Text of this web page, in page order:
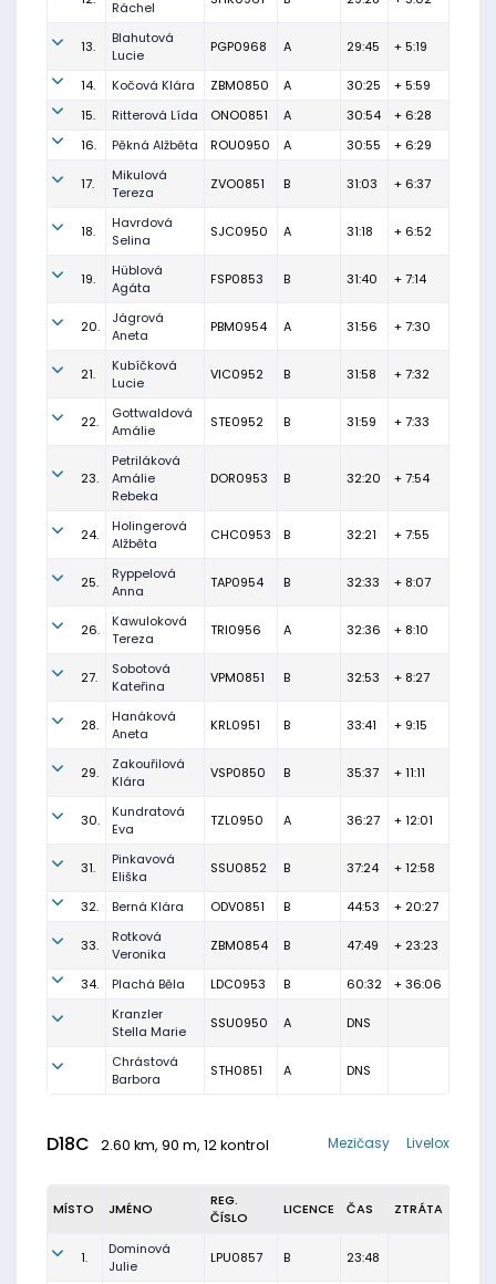
Ráchel
13.
Blahutová
Lucie
PGP0968 A 29:45 + 5:19
14. Kočová Klára ZBM0850 A 30:25
+ 5:59
15.
Ritterová Lída ONO0851 A 30:54
+ 6:28
16.
Pěkná Alžběta ROU0950 A 30:55 + 6:29
17.
Mikulová
Tereza
ZVO0851 B 31:03 + 6:37
18.
Havrdová
Selina
SJC0950 A 31:18 + 6:52
19.
Hüblová
Agáta
FSP0853 B 31:40 + 7:14
20.
Jágrová
Aneta
PBM0954 A 31:56 + 7:30
21.
Kubíčková
Lucie
VIC0952 B 31:58 + 7:32
22.
Gottwaldová
Amálie
STE0952 B 31:59 + 7:33
23.
Petriláková
Amálie
Rebeka
DOR0953 B 32:20 + 7:54
24.
Holingerová
Alžběta
CHC0953 B 32:21 + 7:55
25.
Ryppelová
Anna
TAP0954 B 32:33 + 8:07
26.
Kawuloková
Tereza
TRI0956 A 32:36 + 8:10
27.
Sobotová
Kateřina
VPM0851 B 32:53 + 8:27
28.
Hanáková
Aneta
KRL0951 B 33:41 + 9:15
29.
Zakouřilová
Klára
VSP0850 B 35:37 + 11:11
30.
Kundratová
Eva
TZL0950 A 36:27 + 12:01
31.
Pinkavová
Eliška
SSU0852 B 37:24 + 12:58
32. Berná Klára ODV0851 B 44:53 + 20:27
33.
Rotková
Veronika
ZBM0854 B 47:49 + 23:23
34. Plachá Běla LDC0953 B 60:32
+ 36:06
Kranzler
Stella Marie
SSU0950 A DNS
Chrástová
Barbora
STH0851 A DNS
D18C 2.60 km, 90 m, 12 kontrol Livelox
Mezičasy
MÍSTO JMÉNO
REG.
ČÍSLO
LICENCE ČAS ZTRÁTA
1.
Dominová
Julie
LPU0857 B 23:48